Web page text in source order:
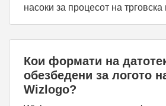
насоки за процесот на трговска
Кои формати на
обезбедени за логото
Wizlogo?